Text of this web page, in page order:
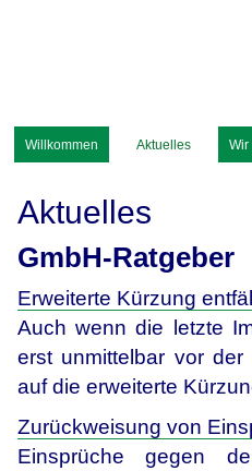
Willkommen Aktuelles Wir
Aktuelles
GmbH-Ratgeber
Erweiterte Kürzung
Auch wenn die letzte
erst unmittelbar vor
auf die erweiterte
Zurückweisung von
Einsprüche gegen